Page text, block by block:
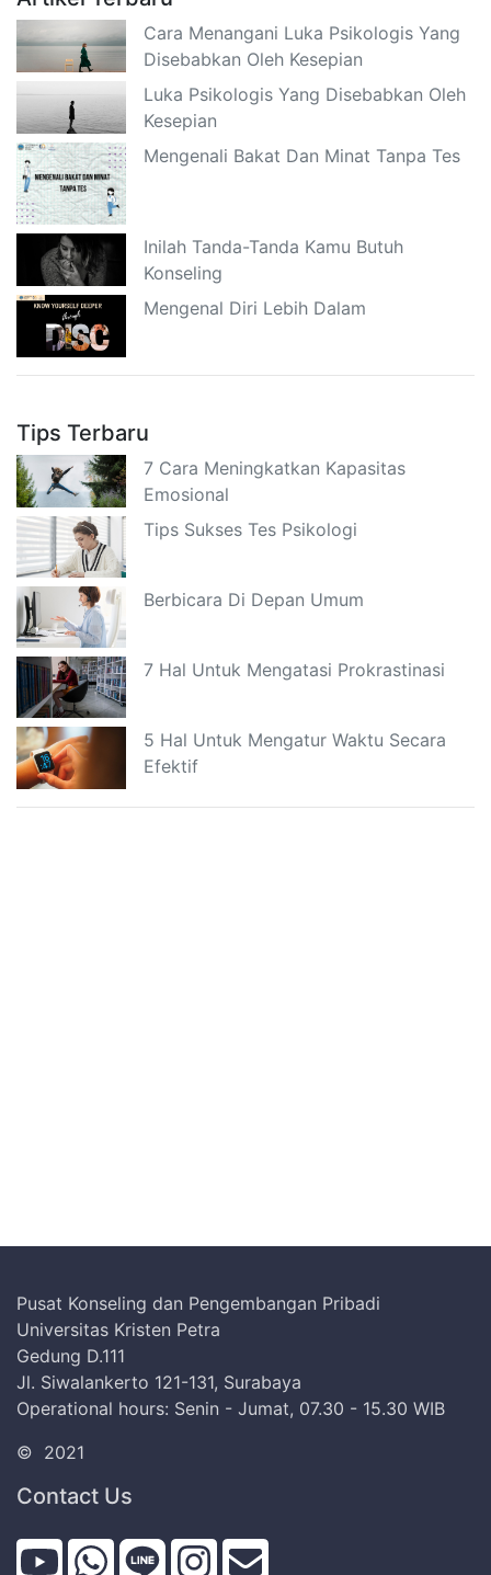
Cara Menangani Luka Psikologis Yang
Disebabkan Oleh Kesepian
Luka Psikologis Yang Disebabkan Oleh
Kesepian
Mengenali Bakat Dan Minat Tanpa Tes
Inilah Tanda-Tanda Kamu Butuh
Konseling
Mengenal Diri Lebih Dalam
Tips Terbaru
7 Cara Meningkatkan Kapasitas
Emosional
Tips Sukses Tes Psikologi
Berbicara Di Depan Umum
7 Hal Untuk Mengatasi Prokrastinasi
5 Hal Untuk Mengatur Waktu Secara
Efektif
Pusat Konseling dan Pengembangan Pribadi
Universitas Kristen Petra
Gedung D.111
Jl. Siwalankerto 121-131, Surabaya
Operational hours: Senin - Jumat, 07.30 - 15.30 WIB
© 2021
Contact Us